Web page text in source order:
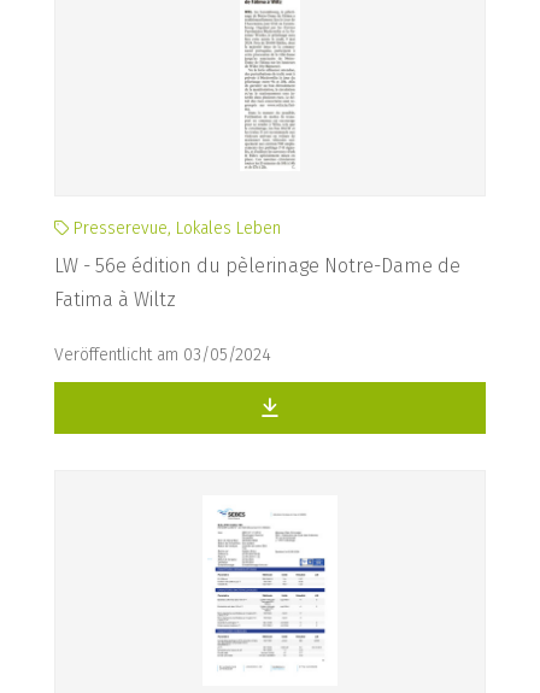
Presserevue, Lokales Leben
LW - 56e édition du pèlerinage Notre-Dame de
Fatima à Wiltz
Veröffentlicht am 03/05/2024